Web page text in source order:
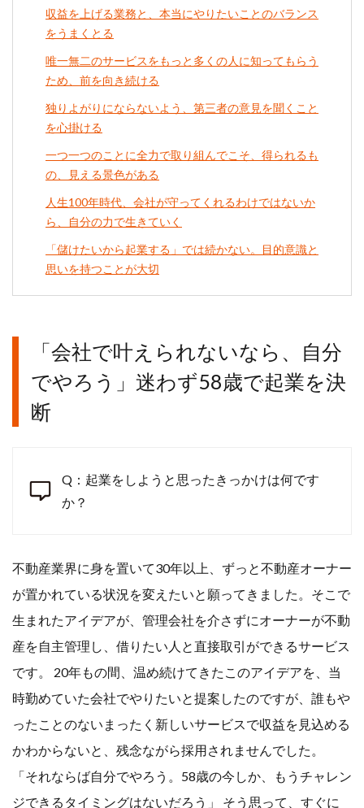
収益を上げる業務と、本当にやりたいことのバランス
をうまくとる
唯一無二のサービスをもっと多くの人に知ってもらう
ため、前を向き続ける
独りよがりにならないよう、第三者の意見を聞くこと
を心掛ける
一つ一つのことに全力で取り組んでこそ、得られるも
の、見える景色がある
人生100年時代、会社が守ってくれるわけではないか
ら、自分の力で生きていく
「儲けたいから起業する」では続かない。目的意識と
思いを持つことが大切
「会社で叶えられないなら、自分
でやろう」迷わず58歳で起業を決
断
Q：起業をしようと思ったきっかけは何です
か？
不動産業界に身を置いて30年以上、ずっと不動産オーナー
が置かれている状況を変えたいと願ってきました。そこで
生まれたアイデアが、管理会社を介さずにオーナーが不動
産を自主管理し、借りたい人と直接取引ができるサービス
です。 20年もの間、温め続けてきたこのアイデアを、当
時勤めていた会社でやりたいと提案したのですが、誰もや
ったことのないまったく新しいサービスで収益を見込める
かわからないと、残念ながら採用されませんでした。
「それならば自分でやろう。58歳の今しか、もうチャレン
ジできるタイミングはないだろう」 そう思って、すぐに